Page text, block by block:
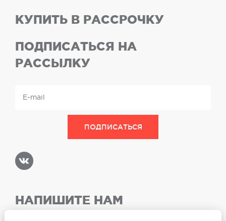
КУПИТЬ В РАССРОЧКУ
ПОДПИСАТЬСЯ НА
РАССЫЛКУ
НАПИШИТЕ НАМ